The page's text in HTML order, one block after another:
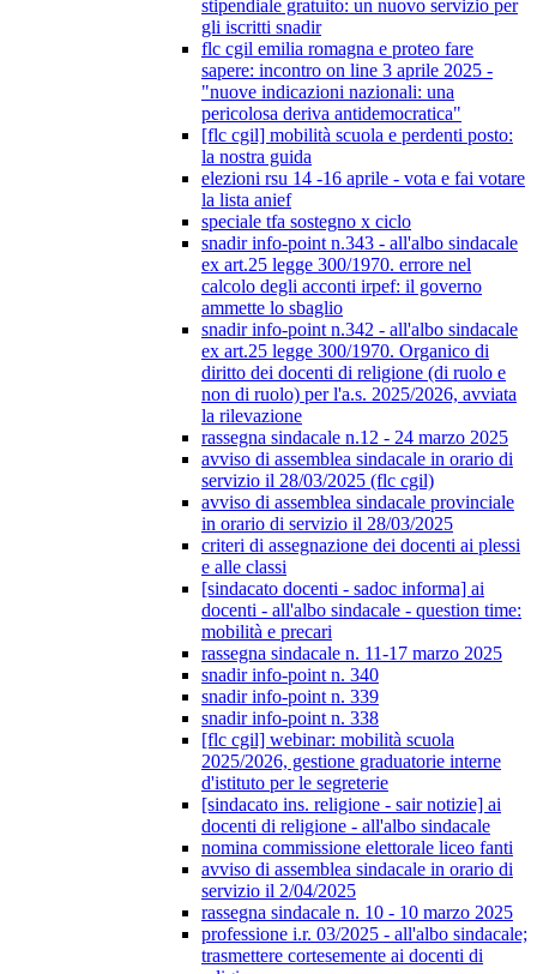
stipendiale gratuito: un nuovo servizio per
gli iscritti snadir
flc cgil emilia romagna e proteo fare
sapere: incontro on line 3 aprile 2025 -
"nuove indicazioni nazionali: una
pericolosa deriva antidemocratica"
[flc cgil] mobilità scuola e perdenti posto:
la nostra guida
elezioni rsu 14 -16 aprile - vota e fai votare
la lista anief
speciale tfa sostegno x ciclo
snadir info-point n.343 - all'albo sindacale
ex art.25 legge 300/1970. errore nel
calcolo degli acconti irpef: il governo
ammette lo sbaglio
snadir info-point n.342 - all'albo sindacale
ex art.25 legge 300/1970. Organico di
diritto dei docenti di religione (di ruolo e
non di ruolo) per l'a.s. 2025/2026, avviata
la rilevazione
rassegna sindacale n.12 - 24 marzo 2025
avviso di assemblea sindacale in orario di
servizio il 28/03/2025 (flc cgil)
avviso di assemblea sindacale provinciale
in orario di servizio il 28/03/2025
criteri di assegnazione dei docenti ai plessi
e alle classi
[sindacato docenti - sadoc informa] ai
docenti - all'albo sindacale - question time:
mobilità e precari
rassegna sindacale n. 11-17 marzo 2025
snadir info-point n. 340
snadir info-point n. 339
snadir info-point n. 338
[flc cgil] webinar: mobilità scuola
2025/2026, gestione graduatorie interne
d'istituto per le segreterie
[sindacato ins. religione - sair notizie] ai
docenti di religione - all'albo sindacale
nomina commissione elettorale liceo fanti
avviso di assemblea sindacale in orario di
servizio il 2/04/2025
rassegna sindacale n. 10 - 10 marzo 2025
professione i.r. 03/2025 - all'albo sindacale;
trasmettere cortesemente ai docenti di